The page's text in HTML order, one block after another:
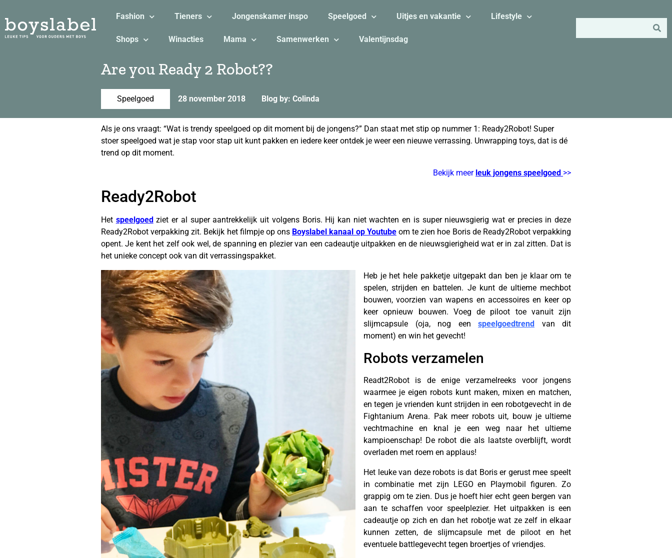
Fashion Tieners Jongenskamer inspo Speelgoed Uitjes en vakantie Lifestyle
Shops Winacties Mama Samenwerken Valentijnsdag
Are you Ready 2 Robot??
Speelgoed 28 november 2018 Blog by: Colinda
Als je ons vraagt: “Wat is trendy speelgoed op dit moment bij de jongens?” Dan staat met stip op nummer 1: Ready2Robot! Super
stoer speelgoed wat je stap voor stap uit kunt pakken en iedere keer ontdek je weer een nieuwe verrassing. Unwrapping toys, dat is dé
trend op dit moment.
Bekijk meer leuk jongens speelgoed >>
Ready2Robot
Het speelgoed ziet er al super aantrekkelijk uit volgens Boris. Hij kan niet wachten en is super nieuwsgierig wat er precies in deze
Ready2Robot verpakking zit. Bekijk het filmpje op ons Boyslabel kanaal op Youtubeom te zien hoe Boris de Ready2Robot verpakking
opent. Je kent het zelf ook wel, de spanning en plezier van een cadeautje uitpakken en de nieuwsgierigheid wat er in zal zitten. Dat is
het unieke concept ook van dit verrassingspakket.
Heb je het hele pakketje uitgepakt dan ben je klaar om te
spelen, strijden en battelen. Je kunt de ultieme mechbot
bouwen, voorzien van wapens en accessoires en keer op
keer opnieuw bouwen. Voeg de piloot toe vanuit zijn
slijmcapsule (oja, nog een speelgoedtrend van dit
moment) en win het gevecht!
Robots verzamelen
Readt2Robot is de enige verzamelreeks voor jongens
waarmee je eigen robots kunt maken, mixen en matchen,
en tegen je vrienden kunt strijden in een robotgevecht in de
Fightanium Arena. Pak meer robots uit, bouw je ultieme
vechtmachine en knal je een weg naar het ultieme
kampioenschap! De robot die als laatste overblijft, wordt
overladen met roem en applaus!
Het leuke van deze robots is dat Boris er gerust mee speelt
in combinatie met zijn LEGO en Playmobil figuren. Zo
grappig om te zien. Dus je hoeft hier echt geen bergen van
aan te schaffen voor speelplezier. Het uitpakken is een
cadeautje op zich en dan het robotje wat ze zelf in elkaar
kunnen zetten, de slijmcapsule met de piloot en het
eventuele battlegevecht tegen broertjes of vriendjes.